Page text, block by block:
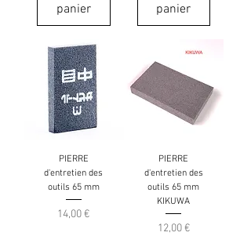
panier
panier
PIERRE
d'entretien des
outils 65 mm
Prix
14,00 €
PIERRE
d'entretien des
outils 65 mm
KIKUWA
Prix
12,00 €